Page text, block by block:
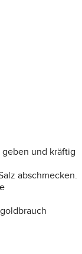
und kräftig
abschmecken.